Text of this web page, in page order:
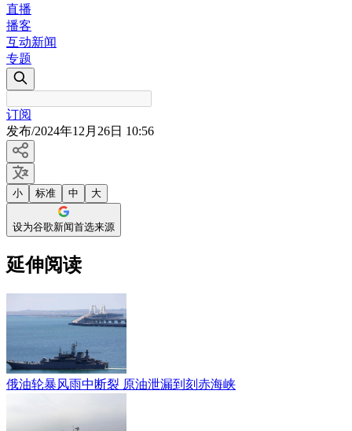
直播
播客
互动新闻
专题
订阅
发布/2024年12月26日 10:56
小 标准 中 大
设为谷歌新闻首选来源
延伸阅读
俄油轮暴风雨中断裂 原油泄漏到刻赤海峡